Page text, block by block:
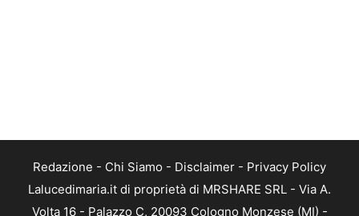
Redazione - Chi Siamo - Disclaimer - Privacy Policy
Lalucedimaria.it di proprietà di MRSHARE SRL - Via A.
Volta 16 - Palazzo C, 20093 Cologno Monzese (MI) -